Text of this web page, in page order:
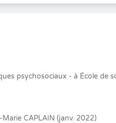
psychosociaux - à École de
CAPLAIN (janv. 2022)